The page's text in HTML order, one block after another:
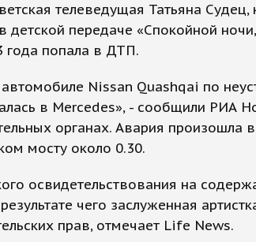
телеведущая Татьяна Судец,
детской передаче «Спокойной
года попала в ДТП.
Nissan Quashqai по
в Mercedes», - сообщили РИА
органах. Авария произошла
мосту около 0.30.
освидетельствования на
чего заслуженная
прав, отмечает Life News.